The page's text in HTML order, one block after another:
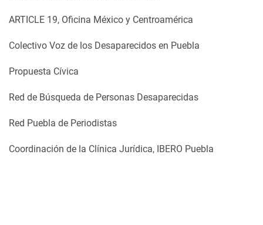
ARTICLE 19, Oficina México y Centroamérica
Colectivo Voz de los Desaparecidos en Puebla
Propuesta Cívica
Red de Búsqueda de Personas Desaparecidas
Red Puebla de Periodistas
Coordinación de la Clínica Jurídica, IBERO Puebla